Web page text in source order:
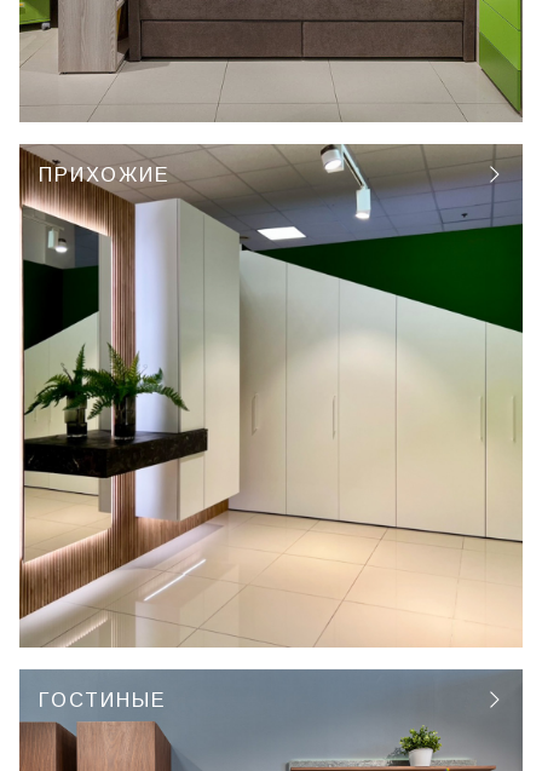
ПРИХОЖИЕ
ГОСТИНЫЕ